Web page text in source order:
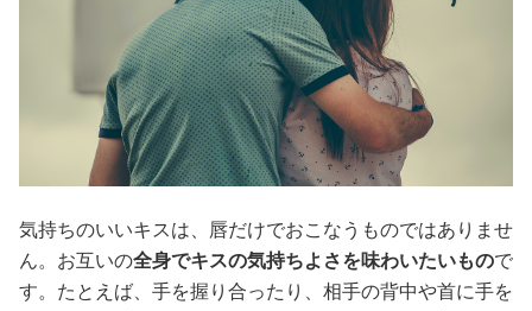
気持ちのいいキスは、唇だけでおこなうものではありませ
ん。お互いの全身でキスの気持ちよさを味わいたいもので
す。たとえば、手を握り合ったり、相手の背中や首に手を